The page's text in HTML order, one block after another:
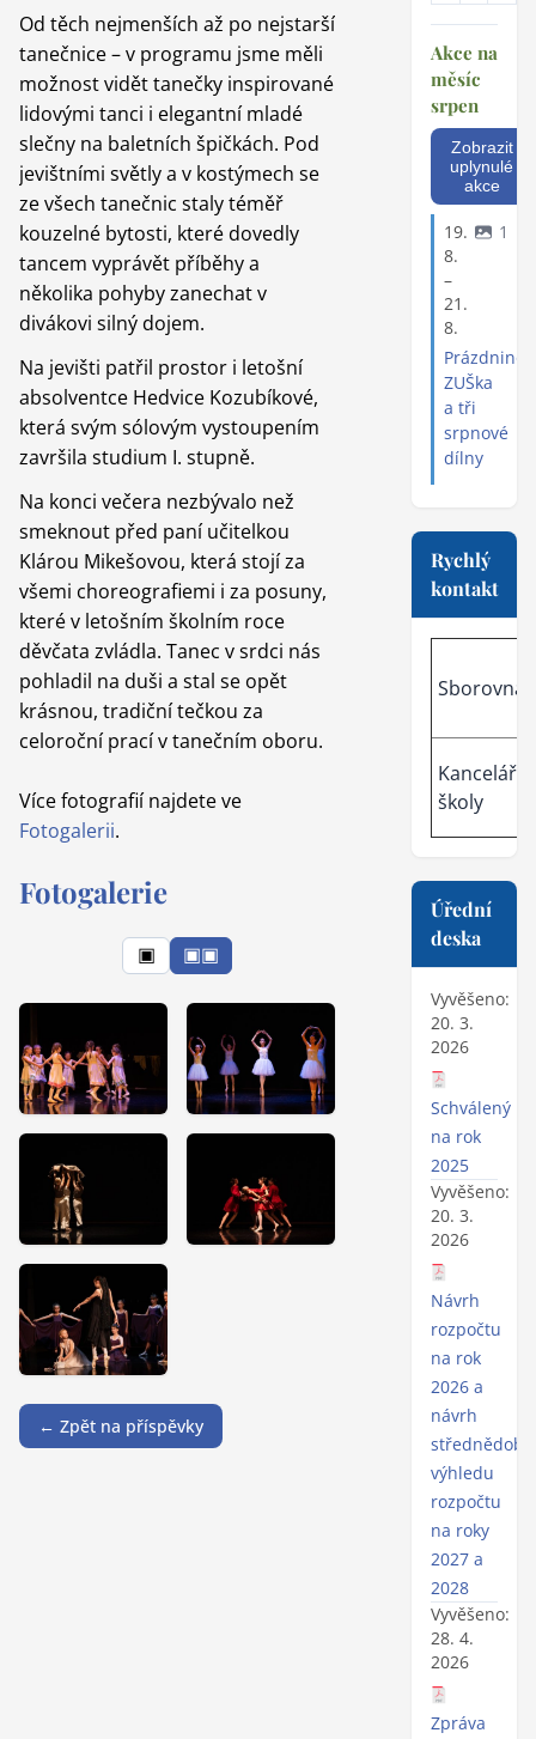
Od těch nejmenších až po nejstarší
tanečnice – v programu jsme měli
možnost vidět tanečky inspirované
lidovými tanci i elegantní mladé
slečny na baletních špičkách. Pod
jevištními světly a v kostýmech se
ze všech tanečnic staly téměř
kouzelné bytosti, které dovedly
tancem vyprávět příběhy a
několika pohyby zanechat v
divákovi silný dojem.
Na jevišti patřil prostor i letošní
absolventce Hedvice Kozubíkové,
která svým sólovým vystoupením
završila studium I. stupně.
Na konci večera nezbývalo než
smeknout před paní učitelkou
Klárou Mikešovou, která stojí za
všemi choreografiemi i za posuny,
které v letošním školním roce
děvčata zvládla. Tanec v srdci nás
pohladil na duši a stal se opět
krásnou, tradiční tečkou za
celoroční prací v tanečním oboru.
Více fotografií najdete ve
Fotogalerii.
Fotogalerie
▣ ▣▣
← Zpět na příspěvky
Akce na
měsíc
srpen
Zobrazit
uplynulé
akce
19.
8.
–
21.
8.
1
ZUŠka
a tři
srpnové
dílny
Rychlý
kontakt
Sborovna
Kancelář
školy
Úřední
deska
Vyvěšeno:
20. 3.
2026
Schválený
na rok
2025
Vyvěšeno:
20. 3.
2026
Návrh
rozpočtu
na rok
2026 a
návrh
výhledu
rozpočtu
na roky
2027 a
2028
Vyvěšeno:
28. 4.
2026
Zpráva